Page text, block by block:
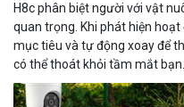
H8c phân biệt người với vật
quan trọng. Khi phát hiện
mục tiêu và tự động xoay để
có thể thoát khỏi tầm mắt bạn.
Camera WiFi quay